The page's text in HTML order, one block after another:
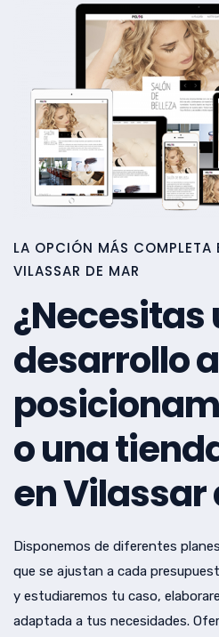
LA OPCIÓN MÁS COMPLETA
VILASSAR DE MAR
¿Necesitas
desarrollo
o una
en Vilassar
Disponemos de diferentes
que se ajustan a cada
y estudiaremos tu caso,
adaptada a tus necesidades.